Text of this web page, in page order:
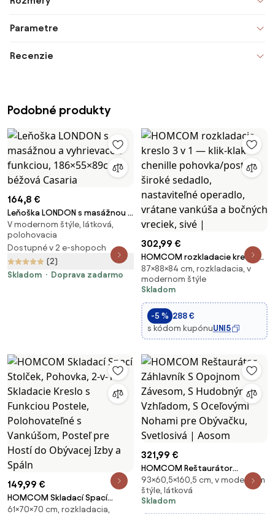
Parametre
Recenzie
Podobné produkty
164,8 €
Leňoška LONDON s masážnou a
vyhrievacou funkciou,
186×55×89cm, béžová Casaria
V modernom štýle, látková,
polohovacia
Dostupné v 2 e-shopoch
(2)
Skladom
Doprava zadarmo
302,99 €
HOMCOM rozkladacie kreslo 3
v 1 — klik-klak chenille
pohovka/posteľ, široké
sedadlo, nastaviteľné
operadlo, vrátane vankúša a
bočných vreciek, sivé |
87×88×84 cm, rozkladacia, v
modernom štýle
Skladom
-5 % 288 €
s kódom kupónuUNI5
149,99 €
HOMCOM Skladací Spací
Stolček, Pohovka, 2-v-1
61×70×70 cm, rozkladacia,
321,99 €
HOMCOM Reštaurátor
Záhlavník S Opojnom Závesom,
S Hudobným Vzhľadom, S
Oceľovými Nohami pre
93×60,5×160,5 cm, v modernom
štýle, látková
Skladom